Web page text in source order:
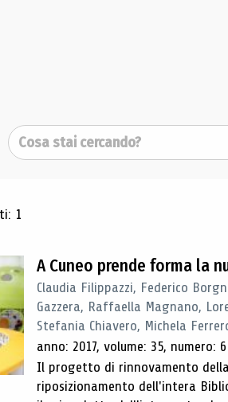
Cerca
di ricerca
1
A Cuneo prende forma la
Claudia Filippazzi, Federico
Gazzera, Raffaella Magnano,
Stefania Chiavero, Michela
anno: 2017, volume: 35, numero: 6
Il progetto di rinnovamento
riposizionamento dell'intera